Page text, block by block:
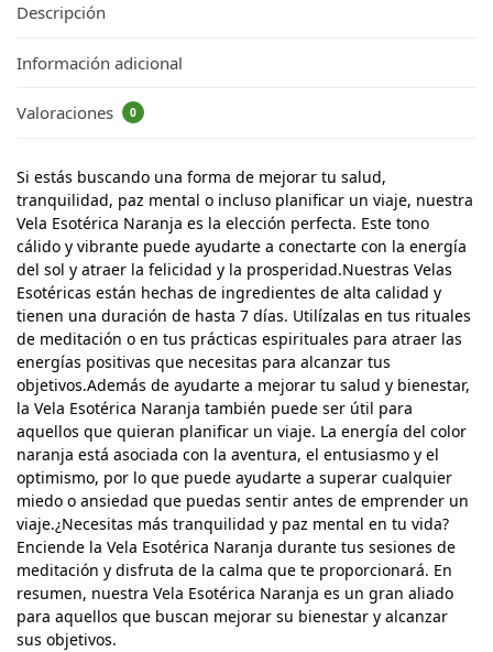
Descripción
Información adicional
Valoraciones 0
Si estás buscando una forma de mejorar tu salud,
tranquilidad, paz mental o incluso planificar un viaje, nuestra
Vela Esotérica Naranja es la elección perfecta. Este tono
cálido y vibrante puede ayudarte a conectarte con la energía
del sol y atraer la felicidad y la prosperidad.Nuestras Velas
Esotéricas están hechas de ingredientes de alta calidad y
tienen una duración de hasta 7 días. Utilízalas en tus rituales
de meditación o en tus prácticas espirituales para atraer las
energías positivas que necesitas para alcanzar tus
objetivos.Además de ayudarte a mejorar tu salud y bienestar,
la Vela Esotérica Naranja también puede ser útil para
aquellos que quieran planificar un viaje. La energía del color
naranja está asociada con la aventura, el entusiasmo y el
optimismo, por lo que puede ayudarte a superar cualquier
miedo o ansiedad que puedas sentir antes de emprender un
viaje.¿Necesitas más tranquilidad y paz mental en tu vida?
Enciende la Vela Esotérica Naranja durante tus sesiones de
meditación y disfruta de la calma que te proporcionará. En
resumen, nuestra Vela Esotérica Naranja es un gran aliado
para aquellos que buscan mejorar su bienestar y alcanzar
sus objetivos.